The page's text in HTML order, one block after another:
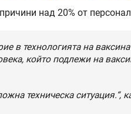
над 20% от
в технологията на
който подлежи на
техническа ситуация.“,